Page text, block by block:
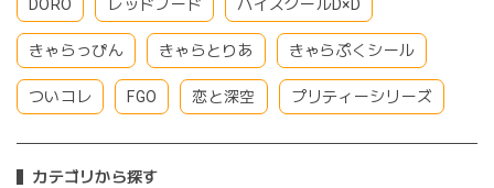
DORO レッドフード ハイスクールD×D
きゃらっぴん きゃらとりあ きゃらぷくシール
ついコレ FGO 恋と深空 プリティーシリーズ
カテゴリから探す